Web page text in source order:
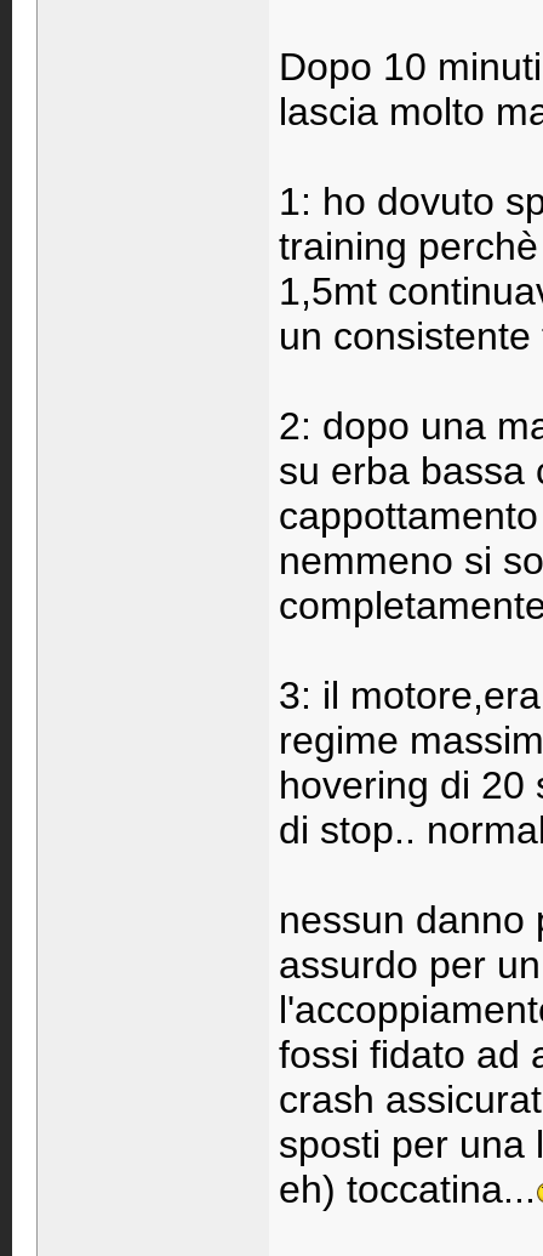
Dopo 10
lascia molto
1: ho dovuto
training
1,5mt
un consistente
2: dopo una
su erba bassa
nemmeno si
3: il
regime
hovering di 20
di stop..
nessun danno
assurdo per
fossi fidato ad
crash
sposti per una
eh) toccatina...